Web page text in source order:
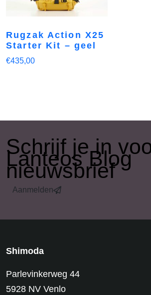
Rugzak Action X25
Starter Kit – geel
€435,00
​Schrijf je in
Lanteos Blog
nieuwsbrief
Aanmelden
Shimoda
Parlevinkerweg 44
5928 NV Venlo